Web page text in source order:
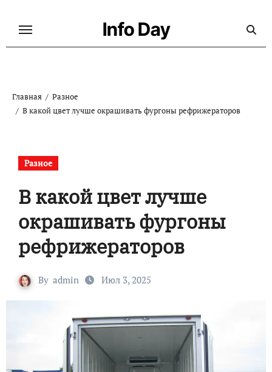
Info Day
Главная
Разное
В какой цвет лучше окрашивать фургоны рефрижераторов
Разное
В какой цвет лучше
окрашивать фургоны
рефрижераторов
By admin Июл 3, 2025